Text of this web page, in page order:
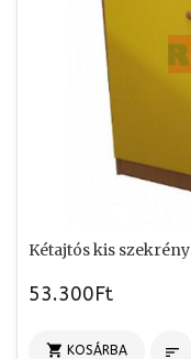
Kétajtós kis szekrény
53.300Ft
 KOSÁRBA 